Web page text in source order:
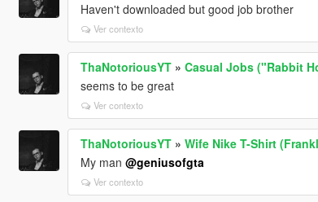
Haven't downloaded but good job brother
Ver contexto
ThaNotoriousYT» Casual Jobs ("Rabbit
seems to be great
Ver contexto
ThaNotoriousYT» Wife Nike T-Shirt
My man @geniusofgta
Ver contexto